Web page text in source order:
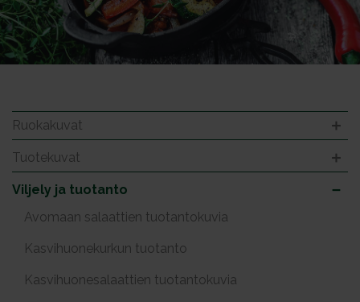
Ruokakuvat
Tuotekuvat
Viljely ja tuotanto
Avomaan salaattien tuotantokuvia
Kasvihuonekurkun tuotanto
Kasvihuonesalaattien tuotantokuvia